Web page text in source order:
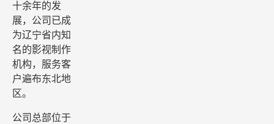
十余年的发
展，公司已成
为辽宁省内知
名的影视制作
机构，服务客
户遍布东北地
区。
公司总部位于